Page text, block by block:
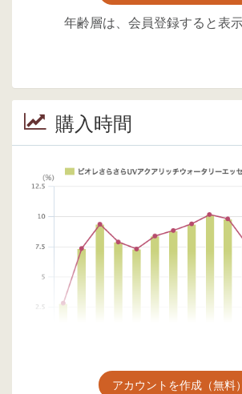
年齢層は、会員登録すると表
購入時間
アカウントを作成（無料）